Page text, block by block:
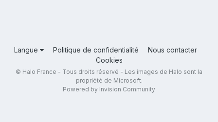
Langue Politique de confidentialité
Nous contacter
Cookies
© Halo France - Tous droits réservé - Les images de Halo sont la
propriété de Microsoft.
Powered by Invision Community